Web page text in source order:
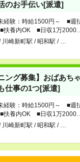
のお手伝い[派遣]
経験：時給1500円～ ■週
養内OK ■日収1万2000円
川崎新町駅 / 昭和駅 / …
ング募集】おばあち
仕事の1つ[派遣]
経験：時給1500円～ ■週
養内OK ■日収1万2000円
川崎新町駅 / 昭和駅 / …
集】おばあちゃんの
遣]
1万2000円以上
町駅/昭和駅 /…
し】業務に集中でき
時台定時[派遣]